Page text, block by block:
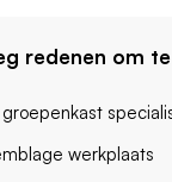
redenen om
werkplaats